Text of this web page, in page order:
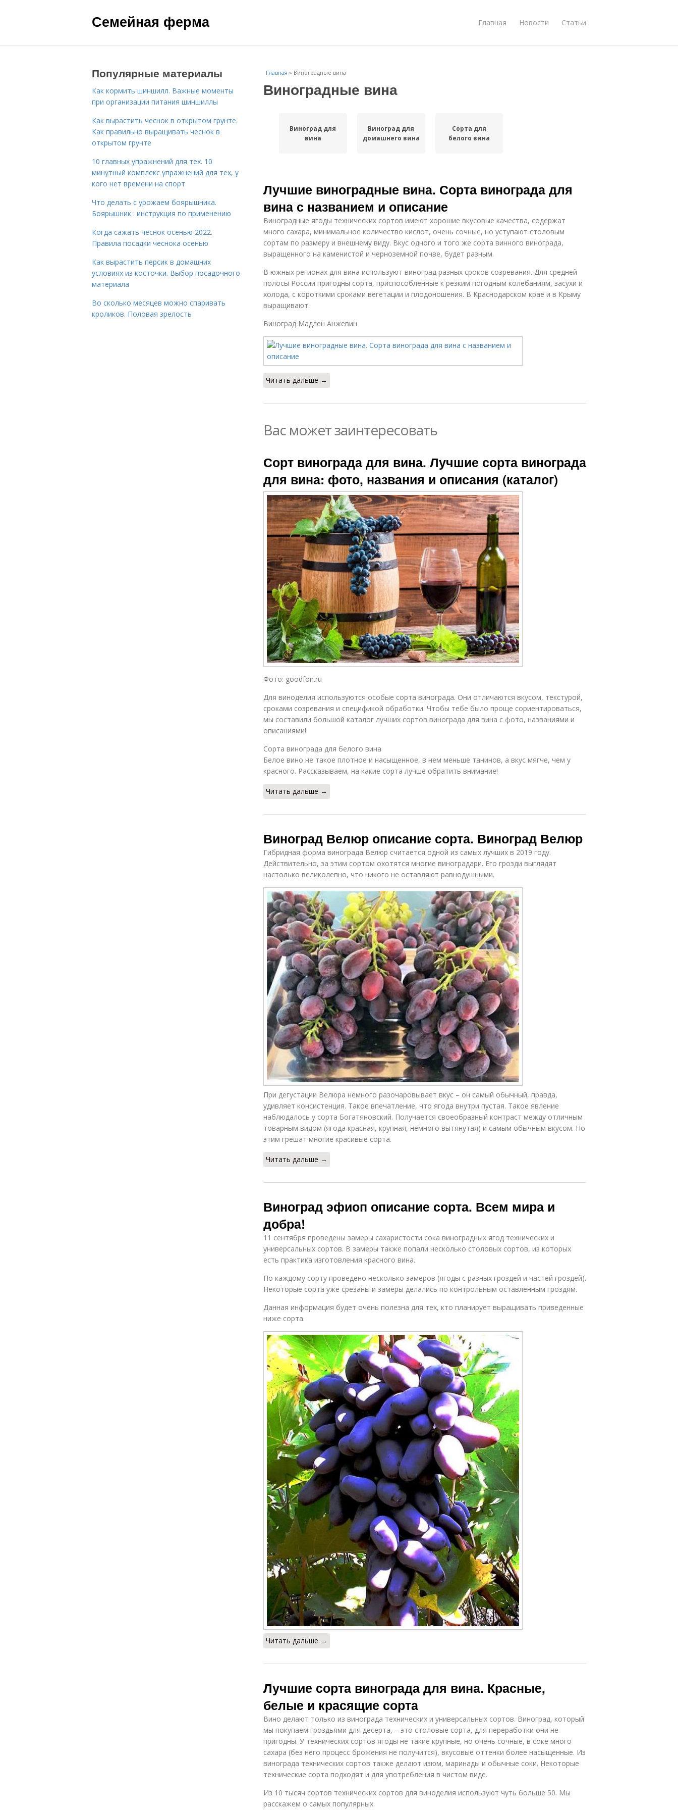
Семейная ферма Главная Новости Статьи
Главная » Виноградные вина
Виноградные вина
Виноград для
вина
Виноград для
домашнего вина
Сорта для
белого вина
Лучшие виноградные вина. Сорта винограда для
вина с названием и описание
Виноградные ягоды технических сортов имеют хорошие вкусовые качества, содержат
много сахара, минимальное количество кислот, очень сочные, но уступают столовым
сортам по размеру и внешнему виду. Вкус одного и того же сорта винного винограда,
выращенного на каменистой и черноземной почве, будет разным.
В южных регионах для вина используют виноград разных сроков созревания. Для средней
полосы России пригодны сорта, приспособленные к резким погодным колебаниям, засухи и
холода, с короткими сроками вегетации и плодоношения. В Краснодарском крае и в Крыму
выращивают:
Виноград Мадлен Анжевин
Читать дальше →
Вас может заинтересовать
Сорт винограда для вина. Лучшие сорта винограда
для вина: фото, названия и описания (каталог)
Фото: goodfon.ru
Для виноделия используются особые сорта винограда. Они отличаются вкусом, текстурой,
сроками созревания и спецификой обработки. Чтобы тебе было проще сориентироваться,
мы составили большой каталог лучших сортов винограда для вина с фото, названиями и
описаниями!
Сорта винограда для белого вина
Белое вино не такое плотное и насыщенное, в нем меньше танинов, а вкус мягче, чем у
красного. Рассказываем, на какие сорта лучше обратить внимание!
Читать дальше →
Виноград Велюр описание сорта. Виноград Велюр
Гибридная форма винограда Велюр считается одной из самых лучших в 2019 году.
Действительно, за этим сортом охотятся многие виноградари. Его грозди выглядят
настолько великолепно, что никого не оставляют равнодушными.
При дегустации Велюра немного разочаровывает вкус – он самый обычный, правда,
удивляет консистенция. Такое впечатление, что ягода внутри пустая. Такое явление
наблюдалось у сорта Богатяновский. Получается своеобразный контраст между отличным
товарным видом (ягода красная, крупная, немного вытянутая) и самым обычным вкусом. Но
этим грешат многие красивые сорта.
Читать дальше →
Виноград эфиоп описание сорта. Всем мира и
добра!
11 сентября проведены замеры сахаристости сока виноградных ягод технических и
универсальных сортов. В замеры также попали несколько столовых сортов, из которых
есть практика изготовления красного вина.
По каждому сорту проведено несколько замеров (ягоды с разных гроздей и частей гроздей).
Некоторые сорта уже срезаны и замеры делались по контрольным оставленным гроздям.
Данная информация будет очень полезна для тех, кто планирует выращивать приведенные
ниже сорта.
Читать дальше →
Лучшие сорта винограда для вина. Красные,
белые и красящие сорта
Вино делают только из винограда технических и универсальных сортов. Виноград, который
мы покупаем гроздьями для десерта, – это столовые сорта, для переработки они не
пригодны. У технических сортов ягоды не такие крупные, но очень сочные, в соке много
сахара (без него процесс брожения не получится), вкусовые оттенки более насыщенные. Из
винограда технических сортов также делают изюм, маринады и обычные соки. Некоторые
технические сорта подходят и для употребления в чистом виде.
Из 10 тысяч сортов технических сортов для виноделия используют чуть больше 50. Мы
расскажем о самых популярных.
Популярные материалы
Как кормить шиншилл. Важные моменты
при организации питания шиншиллы
Как вырастить чеснок в открытом грунте.
Как правильно выращивать чеснок в
открытом грунте
10 главных упражнений для тех. 10
минутный комплекс упражнений для тех, у
кого нет времени на спорт
Что делать с урожаем боярышника.
Боярышник : инструкция по применению
Когда сажать чеснок осенью 2022.
Правила посадки чеснока осенью
Как вырастить персик в домашних
условиях из косточки. Выбор посадочного
материала
Во сколько месяцев можно спаривать
кроликов. Половая зрелость